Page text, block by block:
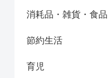
消耗品・雑貨・食品
節約生活
育児